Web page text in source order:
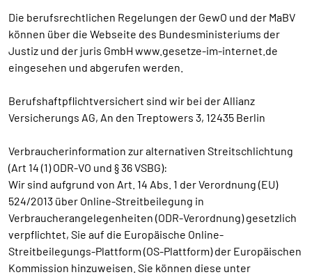
Die berufsrechtlichen Regelungen der GewO und der MaBV
können über die Webseite des Bundesministeriums der
Justiz und der juris GmbH www.gesetze-im-internet.de
eingesehen und abgerufen werden.
Berufshaftpflichtversichert sind wir bei der Allianz
Versicherungs AG, An den Treptowers 3, 12435 Berlin
Verbraucherinformation zur alternativen Streitschlichtung
(Art 14 (1) ODR-VO und § 36 VSBG):
Wir sind aufgrund von Art. 14 Abs. 1 der Verordnung (EU)
524/2013 über Online-Streitbeilegung in
Verbraucherangelegenheiten (ODR-Verordnung) gesetzlich
verpflichtet, Sie auf die Europäische Online-
Streitbeilegungs-Plattform (OS-Plattform) der Europäischen
Kommission hinzuweisen. Sie können diese unter